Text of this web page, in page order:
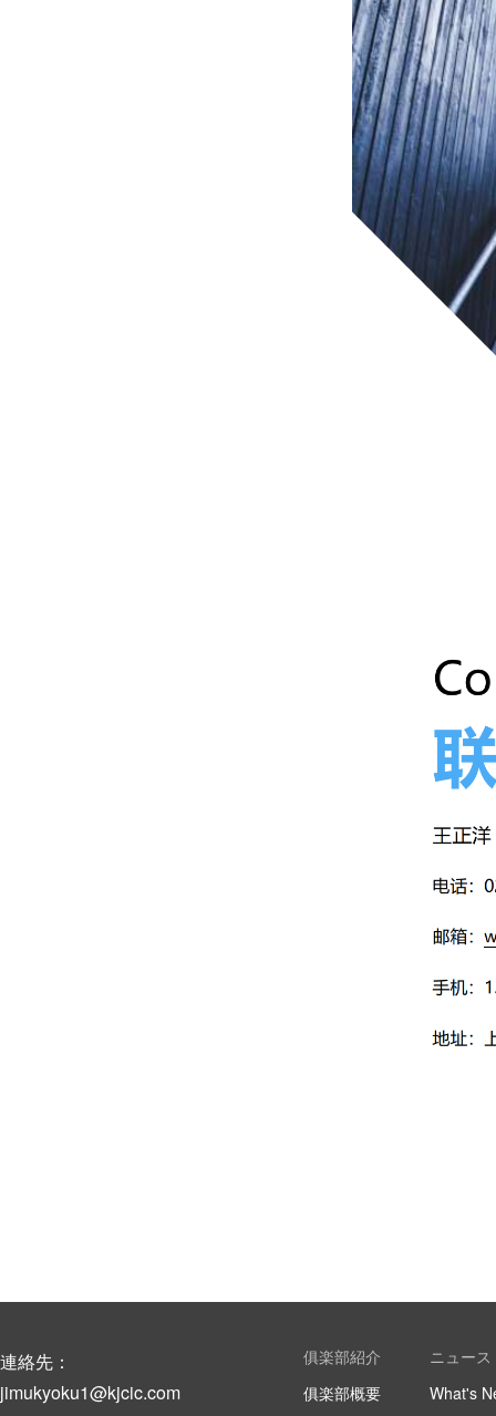
連絡先：
jimukyoku1@kjcic.com
俱楽部紹介
俱楽部概要
ニュース
What's